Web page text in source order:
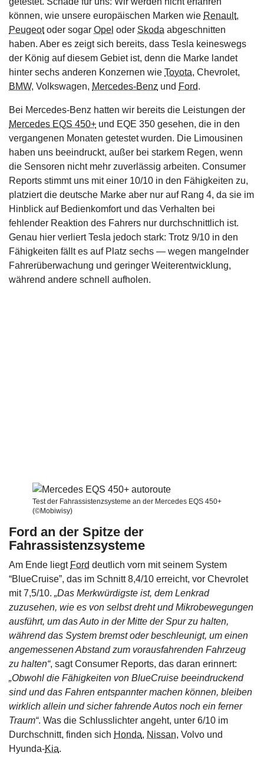
können, wie unsere europäischen Marken wie Renault,
Peugeotoder sogar Opel oder Skoda abgeschnitten
haben. Aber es zeigt sich bereits, dass Tesla keineswegs
der König auf diesem Gebiet ist, denn die Marke landet
hinter sechs anderen Konzernen wie Toyota, Chevrolet,
BMW, Volkswagen, Mercedes-Benz und Ford.
Bei Mercedes-Benz hatten wir bereits die Leistungen der
Mercedes EQS 450+ und EQE 350 gesehen, die in den
vergangenen Monaten getestet wurden. Die Limousinen
haben uns beeindruckt, außer bei starkem Regen, wenn
die Sensoren nicht mehr zuverlässig arbeiten. Consumer
Reports stimmt uns mit einer 10/10 in den Fähigkeiten zu,
platziert die deutsche Marke aber nur auf Rang 4, da sie im
Hinblick auf Bedienkomfort und das Verhalten bei
fehlender Reaktion des Fahrers nur durchschnittlich ist.
Genau hier verliert Tesla jedoch stark: Trotz 9/10 in den
Fähigkeiten fällt es auf Platz sechs — wegen mangelnder
Fahrerüberwachung und geringer Weiterentwicklung,
während andere schnell aufholen.
Test der Fahrassistenzsysteme an der Mercedes EQS 450+
(©Mobiwisy)
Ford an der Spitze der
Fahrassistenzsysteme
Am Ende liegt Ford deutlich vorn mit seinem System
“BlueCruise”, das im Schnitt 8,4/10 erreicht, vor Chevrolet
mit 7,5/10. „Das Merkwürdigste ist, dem Lenkrad
zuzusehen, wie es von selbst dreht und Mikrobewegungen
ausführt, um das Auto in der Mitte der Spur zu halten,
während das System bremst oder beschleunigt, um einen
angemessenen Abstand zum vorausfahrenden Fahrzeug
zu halten“, sagt Consumer Reports, das daran erinnert:
„Obwohl die Fähigkeiten von BlueCruise beeindruckend
sind und das Fahren entspannter machen können, bleiben
wirklich allein und sicher fahrende Autos noch ein ferner
Traum“. Was die Schlusslichter angeht, unter 6/10 im
Durchschnitt, finden sich Honda, Nissan, Volvo und
Hyunda-Kia.